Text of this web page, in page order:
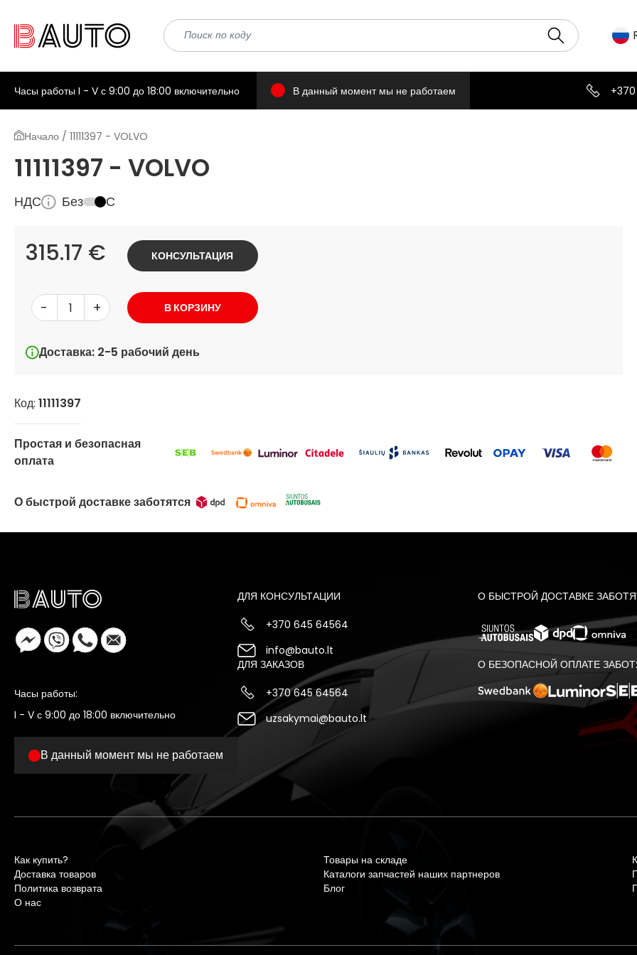
Часы работы I - V с 9:00 до 18:00 включительно В данный момент мы не работаем
Начало / 11111397 - VOLVO
11111397 - VOLVO
НДС Без С
315.17 €
- +
Доставка: 2-5 рабочий день
В КОРЗИНУ
КОНСУЛЬТАЦИЯ
Код: 11111397
Простая и безопасная
оплата
О быстрой доставке заботятся
Часы работы:
I - V с 9:00 до 18:00 включительно
В данный момент мы не работаем
ДЛЯ КОНСУЛЬТАЦИИ
+370 645 64564
info@bauto.lt
ДЛЯ ЗАКАЗОВ
+370 645 64564
uzsakymai@bauto.lt
О БЫСТРОЙ ДОСТАВКЕ
О БЕЗОПАСНОЙ ОПЛАТЕ
Как купить?
Доставка товаров
Политика возврата
О нас
Товары на складе
Каталоги запчастей наших партнеров
Блог